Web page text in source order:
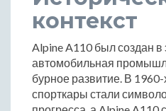
контекст
Alpine A110 был создан в
автомобильная
бурное развитие. В
спорткары стали